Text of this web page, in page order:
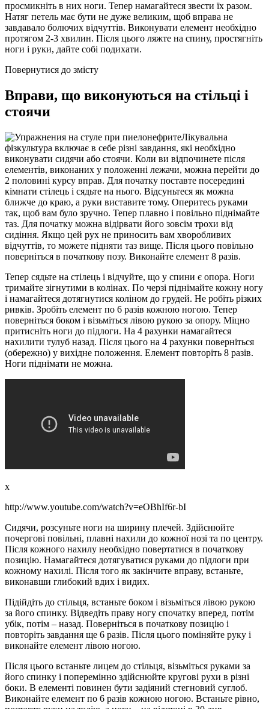
просмикніть в них ноги. Тепер намагайтеся звести їх разом.
Натяг петель має бути не дуже великим, щоб вправа не
завдавало болючих відчуттів. Виконувати елемент необхідно
протягом 2-3 хвилин. Після цього ляжте на спину, простягніть
ноги і руки, дайте собі подихати.
Повернутися до змісту
Вправи, що виконуються на стільці і
стоячи
Лікувальна
фізкультура включає в себе різні завдання, які необхідно
виконувати сидячи або стоячи. Коли ви відпочинете після
елементів, виконаних у положенні лежачи, можна перейти до
2 половині курсу вправ. Для початку поставте посередині
кімнати стілець і сядьте на нього. Відсуньтеся як можна
ближче до краю, а руки виставите тому. Оперитесь руками
так, щоб вам було зручно. Тепер плавно і повільно піднімайте
таз. Для початку можна відірвати його зовсім трохи від
сидіння. Якщо цей рух не приносить вам хворобливих
відчуттів, то можете підняти таз вище. Після цього повільно
поверніться в початкову позу. Виконайте елемент 8 разів.
Тепер сядьте на стілець і відчуйте, що у спини є опора. Ноги
тримайте зігнутими в колінах. По черзі піднімайте кожну ногу
і намагайтеся дотягнутися коліном до грудей. Не робіть різких
ривків. Зробіть елемент по 6 разів кожною ногою. Тепер
поверніться боком і візьміться лівою рукою за опору. Міцно
притисніть ноги до підлоги. На 4 рахунки намагайтеся
нахилити тулуб назад. Після цього на 4 рахунки поверніться
(обережно) у вихідне положення. Елемент повторіть 8 разів.
Ноги піднімати не можна.
x
http://www.youtube.com/watch?v=eOBhIf6r-bI
Сидячи, розсуньте ноги на ширину плечей. Здійснюйте
почергові повільні, плавні нахили до кожної нозі та по центру.
Після кожного нахилу необхідно повертатися в початкову
позицію. Намагайтеся дотягуватися руками до підлоги при
кожному нахилі. Після того як закінчите вправу, встаньте,
виконавши глибокий вдих і видих.
Підійдіть до стільця, встаньте боком і візьміться лівою рукою
за його спинку. Відведіть праву ногу спочатку вперед, потім
убік, потім – назад. Поверніться в початкову позицію і
повторіть завдання ще 6 разів. Після цього поміняйте руку і
виконайте елемент лівою ногою.
Після цього встаньте лицем до стільця, візьміться руками за
його спинку і поперемінно здійснюйте кругові рухи в різні
боки. В елементі повинен бути задіяний стегновий суглоб.
Виконайте елемент по 6 разів кожною ногою. Встаньте рівно,